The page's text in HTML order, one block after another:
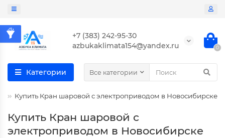
+7 (383) 242-95-30
azbukaklimata154@yandex.ru
0
Категории Все категории
Купить Кран шаровой с электроприводом в Новосибирске
Купить Кран шаровой с
электроприводом в Новосибирске